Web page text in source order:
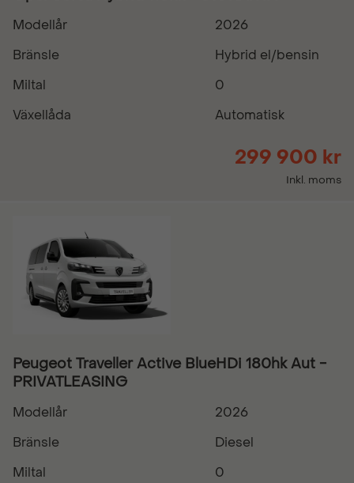
Modellår
2026
Bränsle
Hybrid el/bensin
Miltal
0
Växellåda
Automatisk
299 900 kr
Inkl. moms
Peugeot Traveller Active BlueHDi 180hk Aut -
PRIVATLEASING
Modellår
2026
Bränsle
Diesel
Miltal
0